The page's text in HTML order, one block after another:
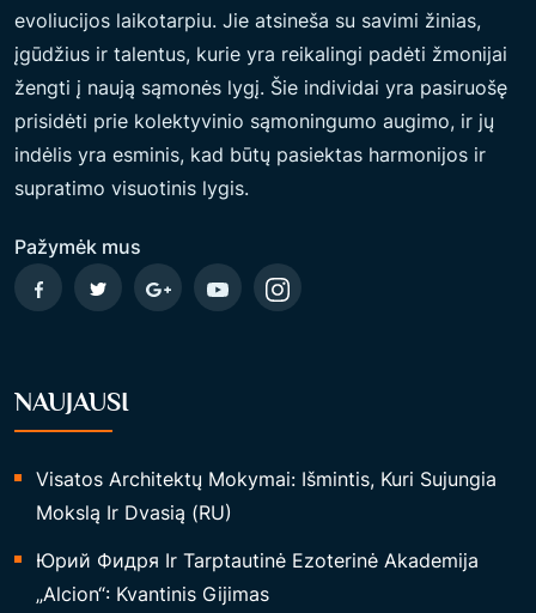
evoliucijos laikotarpiu. Jie atsineša su savimi žinias,
įgūdžius ir talentus, kurie yra reikalingi padėti žmonijai
žengti į naują sąmonės lygį. Šie individai yra pasiruošę
prisidėti prie kolektyvinio sąmoningumo augimo, ir jų
indėlis yra esminis, kad būtų pasiektas harmonijos ir
supratimo visuotinis lygis.
Pažymėk mus
NAUJAUSI
Visatos Architektų Mokymai: Išmintis, Kuri Sujungia
Mokslą Ir Dvasią (RU)
Юрий Фидря Ir Tarptautinė Ezoterinė Akademija
„Alcion“: Kvantinis Gijimas